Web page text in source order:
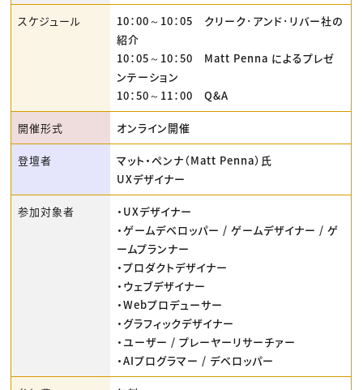
スケジュール
10：00～10：05 クリーク･アンド･リバー社の
紹介
10：05～10：50 Matt Penna によるプレゼ
ンテーション
10：50～11：00 Q&A
開催形式 オンライン開催
登壇者
マット・ペンナ（Matt Penna）氏
UXデザイナー
参加対象者
・UXデザイナー
・ゲームデベロッパー / ゲームデザイナー / ゲ
ームプランナー
・プロダクトデザイナー
・ウェブデザイナー
・Webプロデューサー
・グラフィックデザイナー
・ユーザー / プレーヤーリサーチァー
・AIプログラマー / デベロッパー